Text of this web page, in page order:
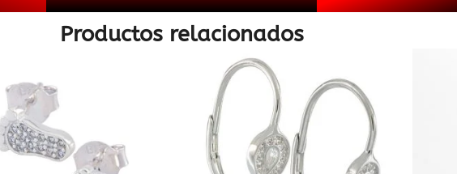
Productos relacionados